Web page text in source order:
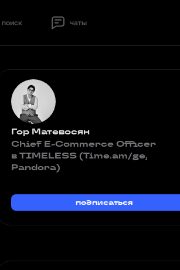
поиск чаты
Гор Матевосян
Chief E-Commerce Officer
в TIMELESS (Time.am/ge,
Pandora)
подписаться